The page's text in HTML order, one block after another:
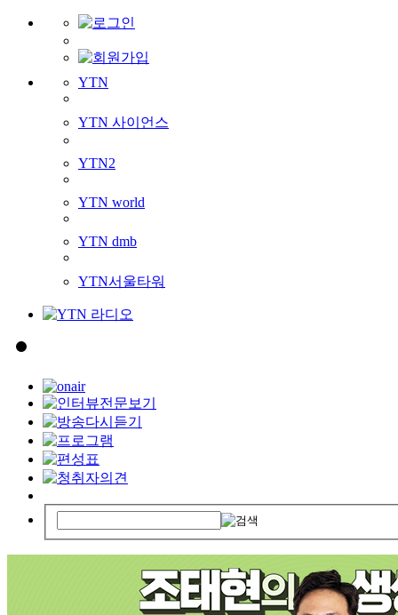
YTN
YTN 사이언스
YTN2
YTN world
YTN dmb
YTN서울타워